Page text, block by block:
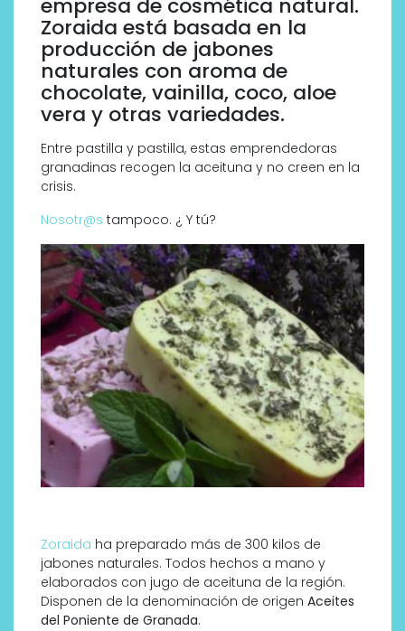
empresa de cosmética natural.
Zoraida está basada en la
producción de jabones
naturales con aroma de
chocolate, vainilla, coco, aloe
vera y otras variedades.
Entre pastilla y pastilla, estas emprendedoras
granadinas recogen la aceituna y no creen en la
crisis.
Nosotr@s tampoco. ¿ Y tú?
Zoraida ha preparado más de 300 kilos de
jabones naturales. Todos hechos a mano y
elaborados con jugo de aceituna de la región.
Disponen de la denominación de origen Aceites
del Poniente de Granada.